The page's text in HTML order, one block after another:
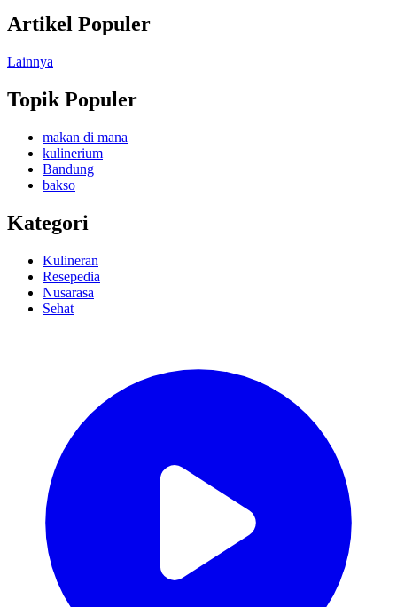
Artikel Populer
Lainnya
Topik Populer
makan di mana
kulinerium
Bandung
bakso
Kategori
Kulineran
Resepedia
Nusarasa
Sehat